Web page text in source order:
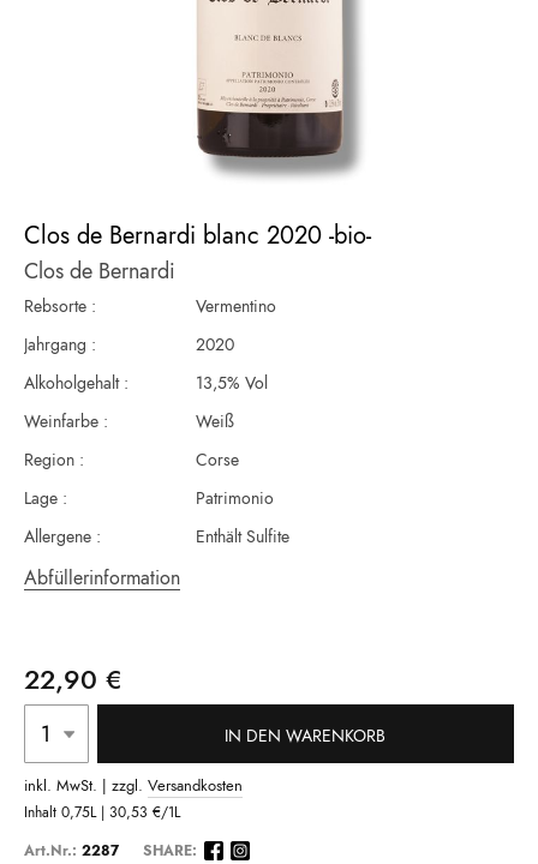
Clos de Bernardi blanc 2020 -bio-
Clos de Bernardi
Rebsorte :
Vermentino
Jahrgang :
2020
Alkoholgehalt :
13,5% Vol
Weinfarbe :
Weiß
Region :
Corse
Lage :
Patrimonio
Allergene :
Enthält Sulfite
Abfüllerinformation
22,90 €
IN DEN WARENKORB
inkl. MwSt. | zzgl. Versandkosten
Inhalt 0,75L | 30,53 €/1L
Anfang
der
Bildergalerie
springen
Art.Nr.: 2287 SHARE: